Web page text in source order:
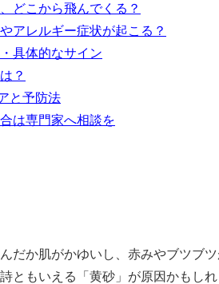
どこから飛んでくる？
アレルギー症状が起こる？
具体的なサイン
？
と予防法
は専門家へ相談を
んだか肌がかゆいし、赤みやブツブ
ともいえる「黄砂」が原因かもしれ